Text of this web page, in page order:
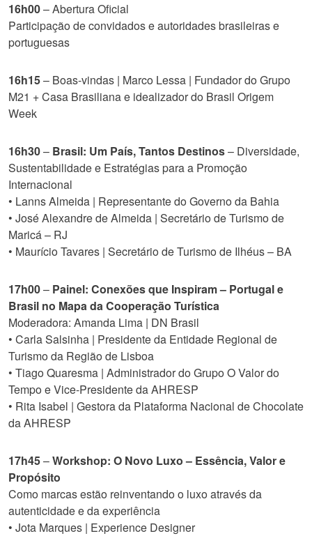
16h00– Abertura Oficial
Participação de convidados e autoridades brasileiras e
portuguesas
16h15– Boas-vindas | Marco Lessa | Fundador do Grupo
M21 + Casa Brasiliana e idealizador do Brasil Origem
Week
16h30– Brasil: Um País, Tantos Destinos– Diversidade,
Sustentabilidade e Estratégias para a Promoção
Internacional
• Lanns Almeida | Representante do Governo da Bahia
• José Alexandre de Almeida | Secretário de Turismo de
Maricá – RJ
• Maurício Tavares | Secretário de Turismo de Ilhéus – BA
17h00– Painel: Conexões que Inspiram – Portugal e
Brasil no Mapa da Cooperação Turística
Moderadora: Amanda Lima | DN Brasil
• Carla Salsinha | Presidente da Entidade Regional de
Turismo da Região de Lisboa
• Tiago Quaresma | Administrador do Grupo O Valor do
Tempo e Vice-Presidente da AHRESP
• Rita Isabel | Gestora da Plataforma Nacional de Chocolate
da AHRESP
17h45–Workshop: O Novo Luxo – Essência, Valor e
Propósito
Como marcas estão reinventando o luxo através da
autenticidade e da experiência
• Jota Marques | Experience Designer